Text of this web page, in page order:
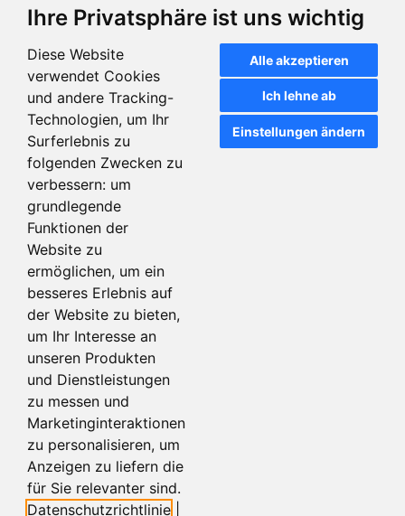
Ihre Privatsphäre ist uns wichtig
Diese Website
verwendet Cookies
und andere Tracking-
Technologien, um Ihr
Surferlebnis zu
folgenden Zwecken zu
verbessern: um
grundlegende
Funktionen der
Website zu
ermöglichen, um ein
besseres Erlebnis auf
der Website zu bieten,
um Ihr Interesse an
unseren Produkten
und Dienstleistungen
zu messen und
Marketinginteraktionen
zu personalisieren, um
Anzeigen zu liefern die
für Sie relevanter sind.
Datenschutzrichtlinie
Alle akzeptieren
Ich lehne ab
Einstellungen ändern
Handrollpapier -
Münzrollenpapier 40 x 0,20 €
orange (500 Stück)
Artikeldetails
Handrollpapier -
Münzrollenpapier 40 x 0,50 €
grün (500 Stück)
Artikeldetails
Handrollpapier -
Münzrollenpapier 25 x 1,00 €
gelb (500 Stück)
Artikeldetails